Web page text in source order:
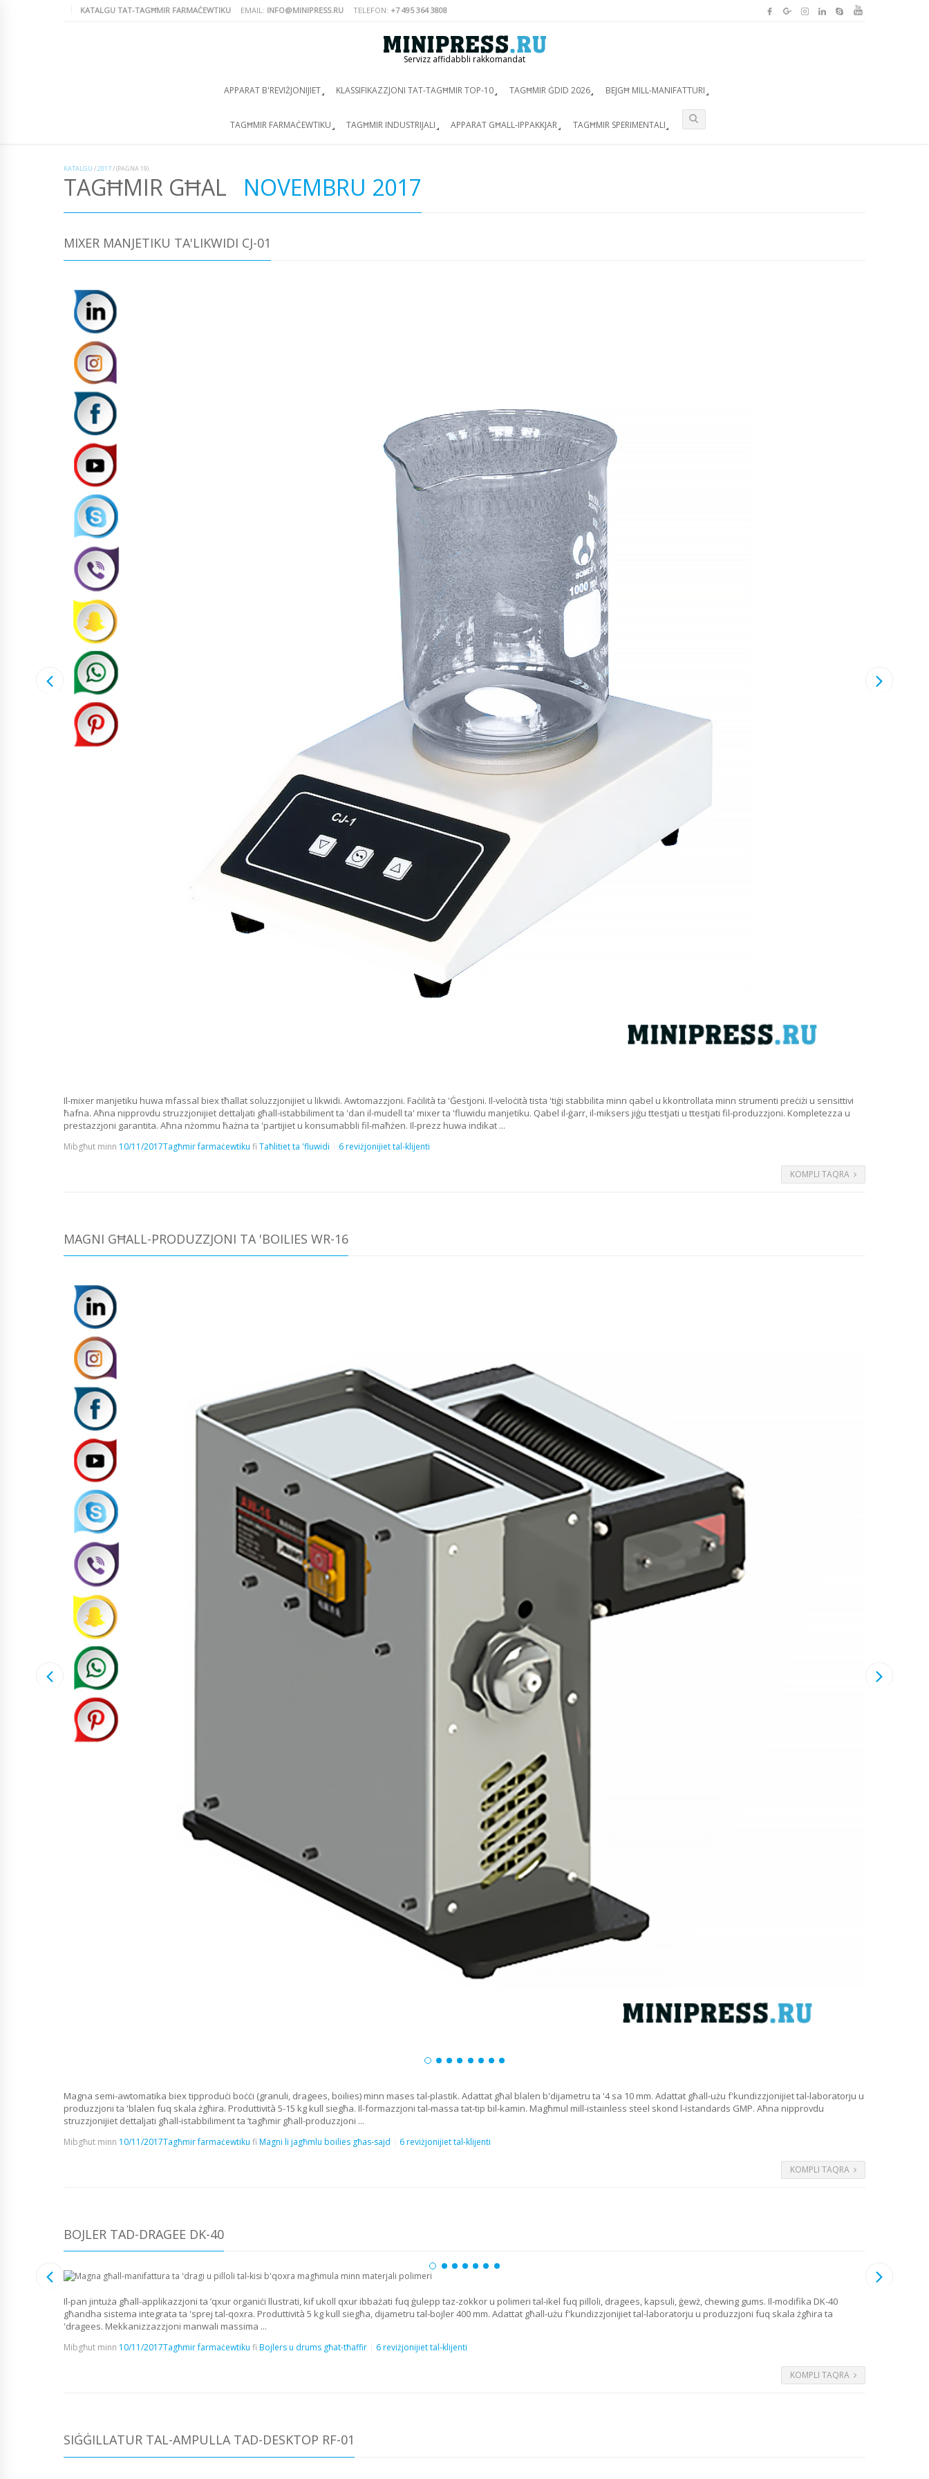
KATALGU TAT-TAGĦMIR FARMAĊEWTIKU EMAIL: INFO@MINIPRESS.RU TELEFON: +7 495 364 3808
Servizz affidabbli rakkomandat
APPARAT B'REVIŻJONIJIET KLASSIFIKAZZJONI TAT-TAGĦMIR TOP-10 TAGĦMIR ĠDID 2026 BEJGĦ MILL-MANIFATTURI
TAGĦMIR FARMAĊEWTIKU TAGĦMIR INDUSTRIJALI APPARAT GĦALL-IPPAKKJAR TAGĦMIR SPERIMENTALI
KATALGU /2017/(PAĠNA 19)
TAGĦMIR GĦAL NOVEMBRU 2017
MIXER MANJETIKU TA'LIKWIDI CJ-01
Il-mixer manjetiku huwa mfassal biex tħallat soluzzjonijiet u likwidi. Awtomazzjoni. Faċilità ta 'Ġestjoni. Il-veloċità tista 'tiġi stabbilita minn qabel u kkontrollata minn strumenti preċiżi u sensittivi
ħafna. Aħna nipprovdu struzzjonijiet dettaljati għall-istabbiliment ta 'dan il-mudell ta' mixer ta 'fluwidu manjetiku. Qabel il-ġarr, il-miksers jiġu ttestjati u ttestjati fil-produzzjoni. Kompletezza u
prestazzjoni garantita. Aħna nżommu ħażna ta 'partijiet u konsumabbli fil-maħżen. Il-prezz huwa indikat ...
Mibgħut minn 10/11/2017Tagħmir farmaċewtiku fi Taħlitiet ta 'fluwidi 6 reviżjonijiet tal-klijenti
KOMPLI TAQRA
MAGNI GĦALL-PRODUZZJONI TA 'BOILIES WR-16
Magna semi-awtomatika biex tipproduċi boċċi (granuli, dragees, boilies) minn mases tal-plastik. Adattat għal blalen b'dijametru ta '4 sa 10 mm. Adattat għall-użu f'kundizzjonijiet tal-laboratorju u
produzzjoni ta 'blalen fuq skala żgħira. Produttività 5-15 kg kull siegħa. Il-formazzjoni tal-massa tat-tip bil-kamin. Magħmul mill-istainless steel skond l-istandards GMP. Aħna nipprovdu
struzzjonijiet dettaljati għall-istabbiliment ta ’tagħmir għall-produzzjoni ...
Mibgħut minn 10/11/2017Tagħmir farmaċewtiku fi Magni li jagħmlu boilies għas-sajd 6 reviżjonijiet tal-klijenti
KOMPLI TAQRA
BOJLER TAD-DRAGEE DK-40
Il-pan jintuża għall-applikazzjoni ta ’qxur organiċi llustrati, kif ukoll qxur ibbażati fuq ġulepp taz-zokkor u polimeri tal-ikel fuq pilloli, dragees, kapsuli, ġewż, chewing gums. Il-modifika DK-40
għandha sistema integrata ta 'sprej tal-qoxra. Produttività 5 kg kull siegħa, dijametru tal-bojler 400 mm. Adattat għall-użu f'kundizzjonijiet tal-laboratorju u produzzjoni fuq skala żgħira ta
'dragees. Mekkanizzazzjoni manwali massima ...
Mibgħut minn 10/11/2017Tagħmir farmaċewtiku fi Bojlers u drums għat-tħaffir 6 reviżjonijiet tal-klijenti
KOMPLI TAQRA
SIĠĠILLATUR TAL-AMPULLA TAD-DESKTOP RF-01